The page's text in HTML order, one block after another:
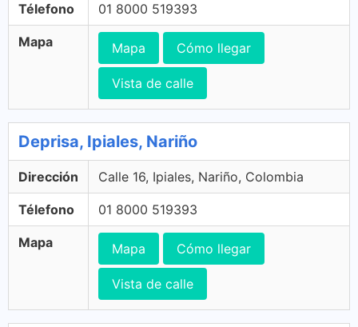
Télefono 01 8000 519393
Mapa Mapa Cómo llegar
Vista de calle
Deprisa, Ipiales, Nariño
Dirección Calle 16, Ipiales, Nariño, Colombia
Télefono 01 8000 519393
Mapa Mapa Cómo llegar
Vista de calle